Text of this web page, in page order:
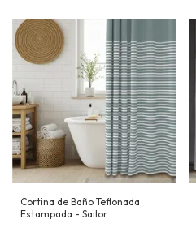
Cortina de Baño Teflonada
Estampada - Sailor